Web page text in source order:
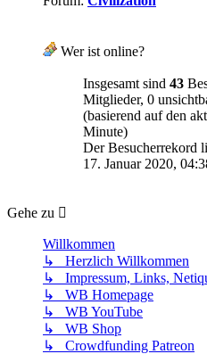
Wer ist online?
Insgesamt sind 43
Mitglieder, 0
(basierend auf den
Minute)
Der Besucherrekord
17. Januar 2020,
Gehe zu
Willkommen
↳ Herzlich Willkommen
↳ Impressum, Links,
↳ WB Homepage
↳ WB YouTube
↳ WB Shop
↳ Crowdfunding Patreon